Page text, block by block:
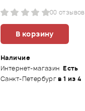
00 отзывов
В корзину
Наличие
Интернет-магазин Есть
Санкт-Петербургв 1 из 4